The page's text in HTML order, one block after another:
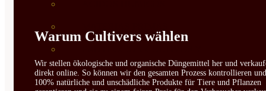
PLANTAS
Warum Cultivers wählen
Wir stellen ökologische und organische Düngemittel her und
direkt online. So können wir den gesamten Prozess kontrollieren und
100% natürliche und unschädliche Produkte für Tiere und Pflanzen